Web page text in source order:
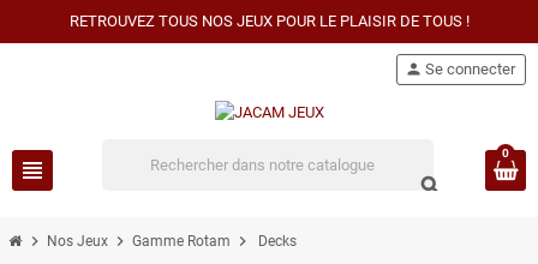
RETROUVEZ TOUS NOS JEUX POUR LE PLAISIR DE TOUS !
view_headline
search
person Se connecter
0
chevron_right Nos Jeux chevron_right Gamme Rotam chevron_right Decks